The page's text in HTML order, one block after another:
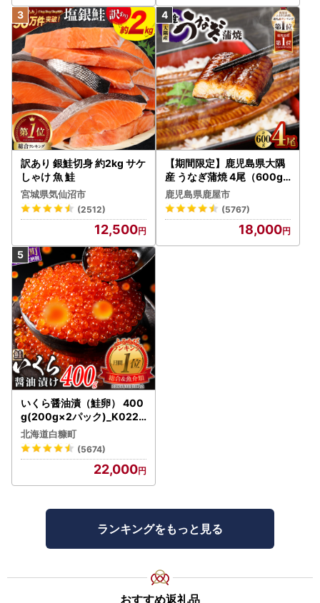
訳あり 銀鮭切身 約2kg サケ
しゃけ 魚 鮭
宮城県気仙沼市
(2512)
12,500
【期間限定】鹿児島県大隅
産 うなぎ蒲焼 4尾（600g
） KN007-004-04-cp18
うなぎ 鰻 魚 惣菜 総菜
鹿児島県鹿屋市
(5767)
18,000
いくら醤油漬（鮭卵） 400
g(200g×2パック)_K022-
1676
北海道白糠町
(5674)
22,000
ランキングをもっと見る
おすすめ返礼品